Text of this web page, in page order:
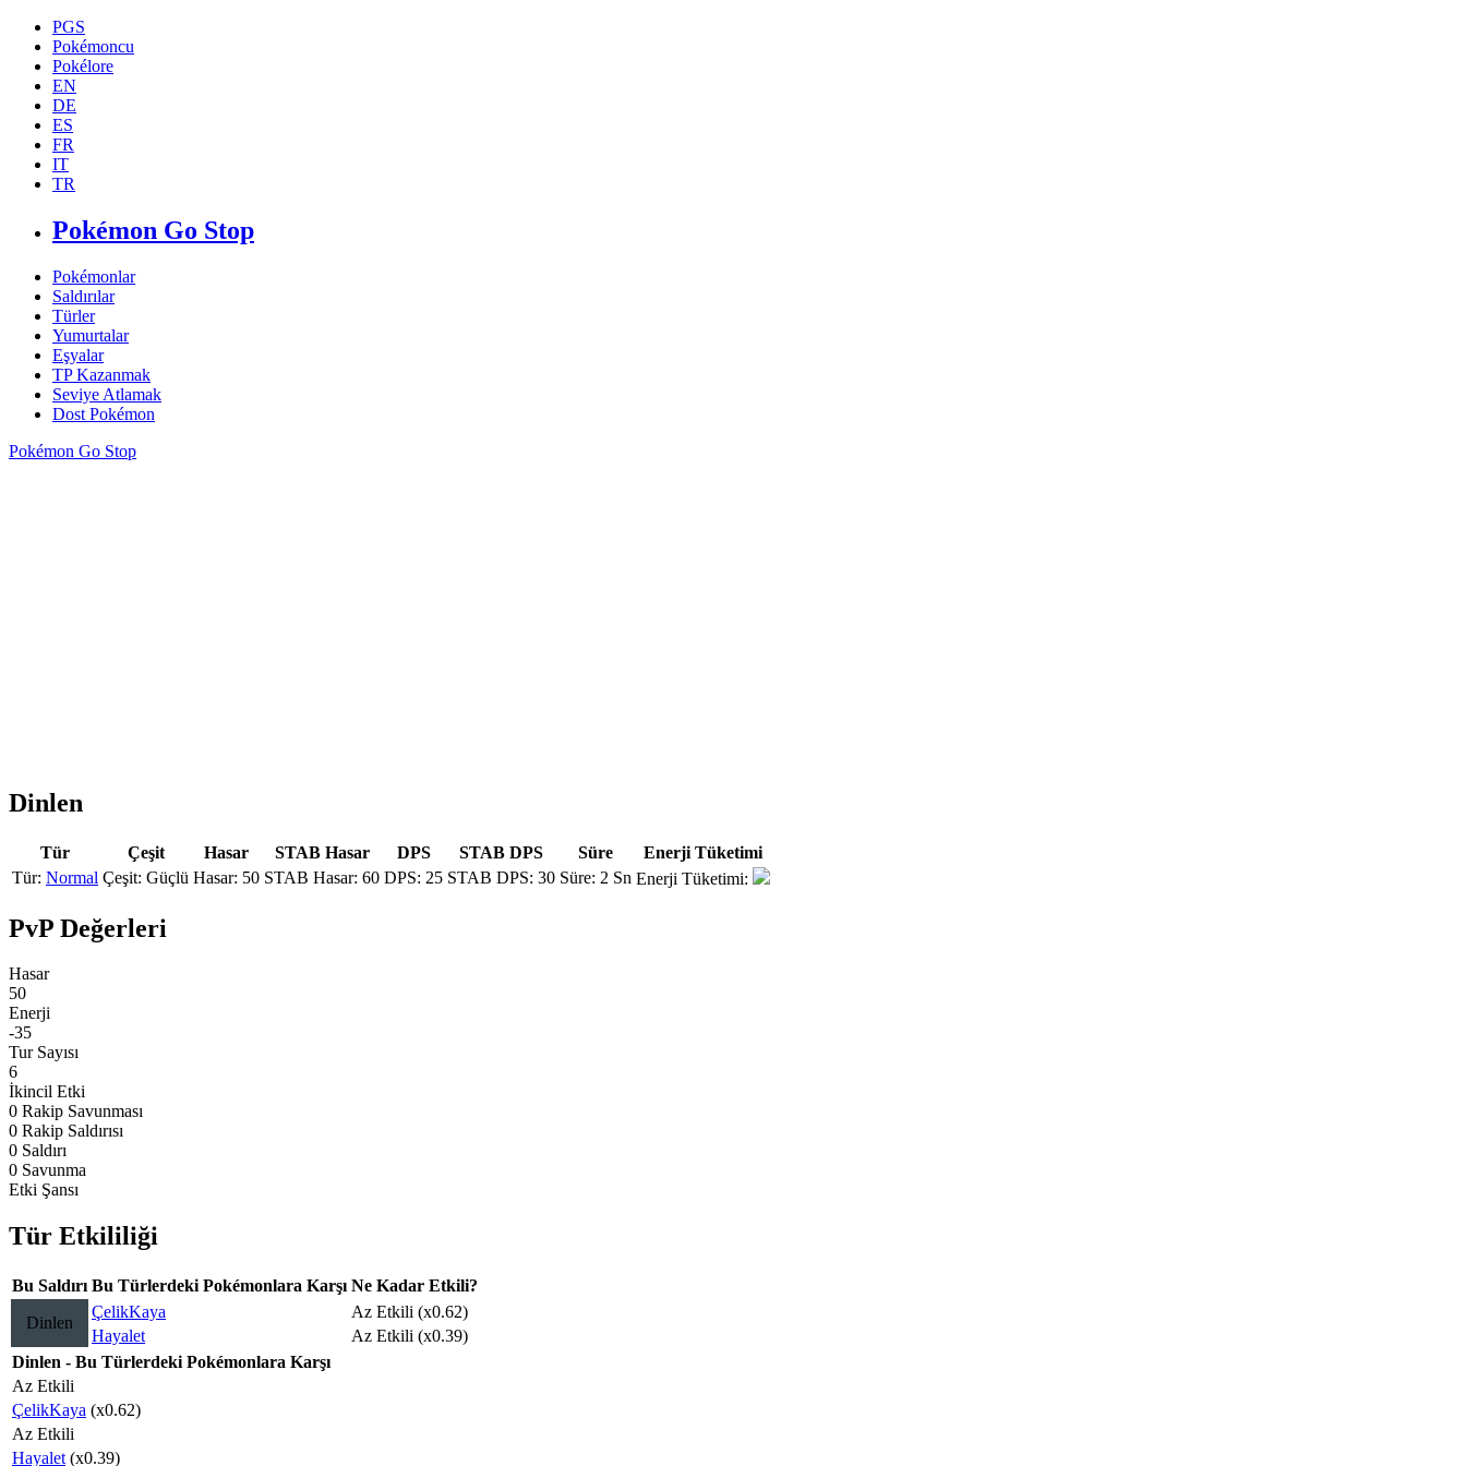
PGS
Pokémoncu
Pokélore
EN
DE
ES
FR
IT
TR
Pokémon Go Stop
Pokémonlar
Saldırılar
Türler
Yumurtalar
Eşyalar
TP Kazanmak
Seviye Atlamak
Dost Pokémon
Pokémon Go Stop
Dinlen
Tür Çeşit Hasar STAB Hasar DPS STAB DPS Süre
Enerji Tüketimi
Normal
Güçlü 50 60 25 30 2 Sn
PvP Değerleri
Hasar
50
Enerji
-35
Tur Sayısı
6
İkincil Etki
0 Rakip Savunması
0 Rakip Saldırısı
0 Saldırı
0 Savunma
Etki Şansı
Tür Etkililiği
Bu Saldırı Bu Türlerdeki Pokémonlara Karşı Ne Kadar Etkili?
Dinlen
ÇelikKaya
Az Etkili (x0.62)
Hayalet
Az Etkili (x0.39)
Dinlen - Bu Türlerdeki Pokémonlara Karşı
Az Etkili
ÇelikKaya (x0.62)
Az Etkili
Hayalet (x0.39)